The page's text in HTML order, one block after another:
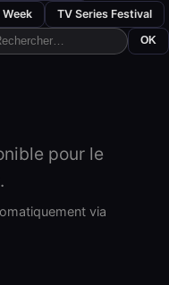
Week TV Series Festival
OK
pour le
via